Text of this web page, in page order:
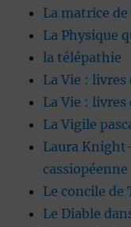
La matrice de
La Physique
la télépathie
La Vie : livres
La Vie : livres
La Vigile
Laura
cassiopéenne
Le concile de
Le Diable